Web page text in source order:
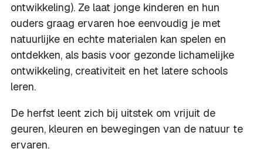
ontwikkeling). Ze laat jonge kinderen en hun
ouders graag ervaren hoe eenvoudig je met
natuurlijke en echte materialen kan spelen en
ontdekken, als basis voor gezonde lichamelijke
ontwikkeling, creativiteit en het latere schools
leren.
De herfst leent zich bij uitstek om vrijuit de
geuren, kleuren en bewegingen van de natuur te
ervaren.